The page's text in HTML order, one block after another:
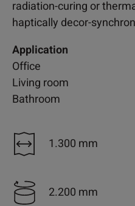
radiation-curing or
haptically decor-
Application
Office
Living room
Bathroom
1.300 mm
2.200 mm